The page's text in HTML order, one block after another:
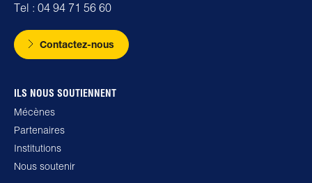
Tel : 04 94 71 56 60
Contactez-nous
ILS NOUS SOUTIENNENT
Mécènes
Partenaires
Institutions
Nous soutenir